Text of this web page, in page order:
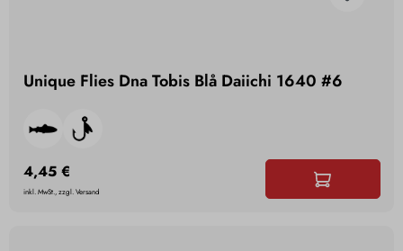
Unique Flies Dna Tobis Blå Daiichi 1640 #6
4,45 €
inkl. MwSt., zzgl. Versand